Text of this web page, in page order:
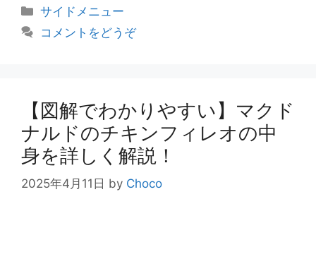
カ
サイドメニュー
コメントをどうぞ
【図解でわかりやすい】マクド
ナルドのチキンフィレオの中
身を詳しく解説！
2025年4月11日 by Choco